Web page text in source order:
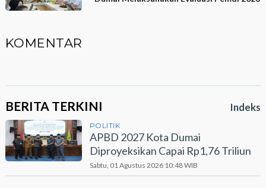
KOMENTAR
BERITA TERKINI Indeks
POLITIK
APBD 2027 Kota Dumai
Diproyeksikan Capai Rp1,76 Triliun
Sabtu, 01 Agustus 2026 10:48 WIB